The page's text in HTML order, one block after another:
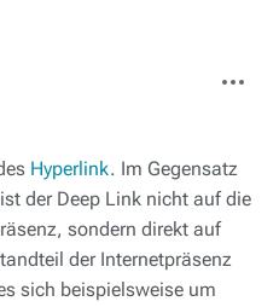
Aktionen
Hyperlink. Im Gegensatz
der Deep Link nicht auf die
sondern direkt auf
der Internetpräsenz
sich beispielsweise um